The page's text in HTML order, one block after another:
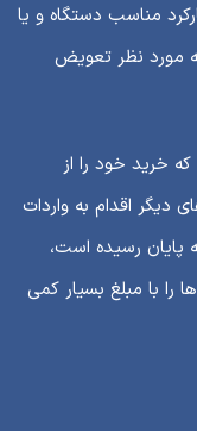
مناسب دستگاه و یا
مورد نظر تعویض
خرید خود را از
دیگر اقدام به واردات
پایان رسیده است،
را با مبلغ بسیار کمی